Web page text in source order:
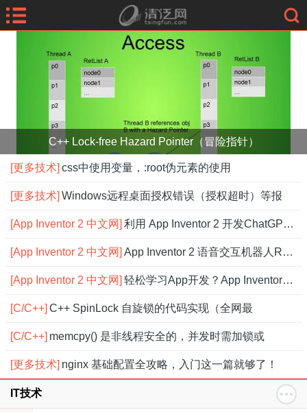
C++ Lock-free Hazard Pointer（冒险指针）
[更多技术] css中使用变量，:root伪元素的使用
[更多技术] Windows远程桌面授权错误（授权超时）等报
[App Inventor 2 中文网] 利用 App Inventor 2 开发ChatGPT应用
[App Inventor 2 中文网] App Inventor 2 语音交互机器人Robot，
[App Inventor 2 中文网] 轻松学习App开发？App Inventor 2 中文网搞定！
[C/C++] C++ SpinLock 自旋锁的代码实现（全网最
[C/C++] memcpy() 是非线程安全的，并发时需加锁或
[更多技术] nginx 基础配置全攻略，入门这一篇就够了！
IT技术